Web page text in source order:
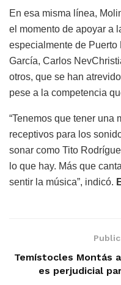
En esa misma línea,
el momento de apoyar a
especialmente de
García, Carlos
otros, que se han
pese a la competencia
“Tenemos que tener una
receptivos para los
sonar como Tito
lo que hay. Más que
sentir la música”, indicó.
Temístocles Montás
es perjudicial